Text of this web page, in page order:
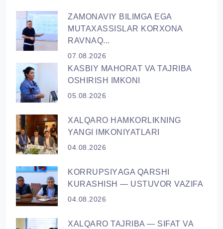
ZAMONAVIY BILIMGA EGA
MUTAXASSISLAR KORXONA
RAVNAQ...
07.08.2026
KASBIY MAHORAT VA TAJRIBA
OSHIRISH IMKONI
05.08.2026
XALQARO HAMKORLIKNING
YANGI IMKONIYATLARI
04.08.2026
KORRUPSIYАGA QARSHI
KURASHISH — USTUVOR VAZIFA
04.08.2026
XALQARO TAJRIBA — SIFAT VA